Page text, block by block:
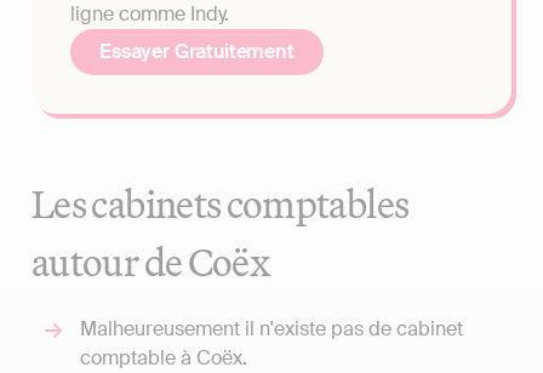
ligne comme Indy.
Essayer Gratuitement
Les cabinets comptables
autour de Coëx
Malheureusement il n'existe pas de cabinet
comptable à Coëx.